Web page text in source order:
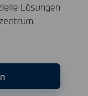
Lösungen